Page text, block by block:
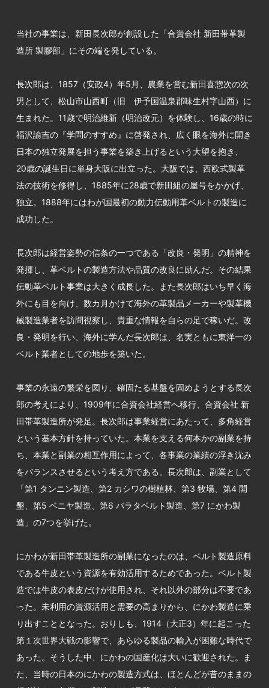
当社の事業は、新田長次郎が創設した「合資会社 新田帯革製
造所 製膠部」にその端を発している。
長次郎は、1857（安政4）年5月、農業を営む新田喜惣次の次
男として、松山市山西町（旧 伊予国温泉郡味生村字山西）に
生まれた。11歳で明治維新（明治改元）を体験し、16歳の時に
福沢諭吉の『学問のすすめ』に啓発され、広く眼を海外に開き
日本の独立発展を担う事業を築き上げるという大望を抱き、
20歳の誕生日に単身大阪に出立った。大阪では、西欧式製革
法の技術を修得し、1885年に28歳で新田組の屋号をかかげ、
独立。1888年にはわが国最初の動力伝動用革ベルトの製造に
成功した。
長次郎は経営姿勢の信条の一つである「改良・発明」の精神を
発揮し、革ベルトの製造方法や品質の改良に励んだ。その結果
伝動革ベルト事業は大きく成長した。また長次郎はいち早く海
外にも目を向け、数カ月かけて海外の革製品メーカーや製革機
械製造業者を訪問視察し、貴重な情報を自らの足で稼いだ。改
良・発明を行い、海外に学んだ長次郎は、名実ともに東洋一の
ベルト業者としての地歩を築いた。
事業の永遠の繁栄を図り、確固たる基盤を固めようとする長次
郎の考えにより、1909年に合資会社経営へ移行、合資会社 新
田帯革製造所が発足。長次郎は事業経営にあたって、多角経営
という基本方針を持っていた。本業を支える何本かの副業を持
ち、本業と副業の相互作用によって、各事業の業績の浮き沈み
をバランスさせるという考え方である。長次郎は、副業として
「第1 タンニン製造、第2 カシワの樹植林、第3 牧場、第4 開
墾、第5 ベニヤ製造、第6 バラタベルト製造、第7 にかわ製
造」の7つを挙げた。
にかわが新田帯革製造所の副業になったのは、ベルト製造原料
である牛皮という資源を有効活用するためであった。ベルト製
造では牛皮の表皮だけが使用され、それ以外の部分は不要であ
った。未利用の資源活用と需要の高まりから、にかわ製造に乗
り出すこととなった。おりしも、1914（大正3）年に起こった
第１次世界大戦の影響で、あらゆる製品の輸入が困難な時代で
あった。そうした中、にかわの国産化は大いに歓迎された。ま
た、当時の日本のにかわの製造方式は、ほとんどが昔のままの